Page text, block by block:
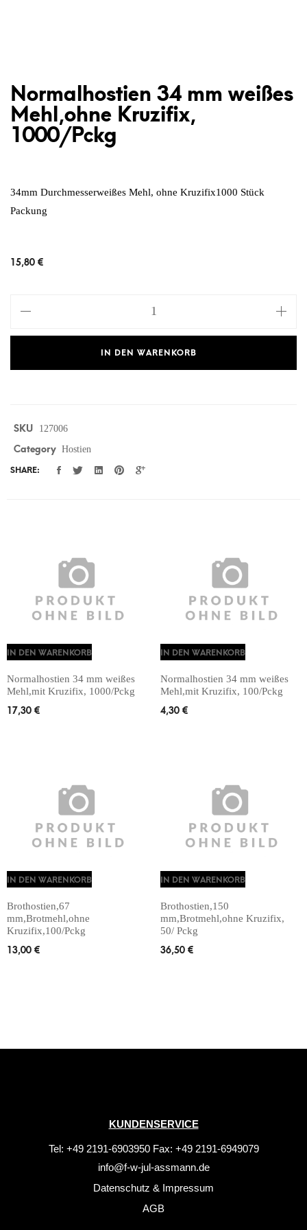
Normalhostien 34 mm weißes
Mehl,ohne Kruzifix,
1000/Pckg
34mm Durchmesserweißes Mehl, ohne Kruzifix1000 Stück
Packung
15,80 €
IN DEN WARENKORB
SKU 127006
Category Hostien
SHARE:
IN DEN WARENKORB
Normalhostien 34 mm weißes
Mehl,mit Kruzifix, 1000/Pckg
17,30 €
IN DEN WARENKORB
Normalhostien 34 mm weißes
Mehl,mit Kruzifix, 100/Pckg
4,30 €
IN DEN WARENKORB
Brothostien,67
mm,Brotmehl,ohne
Kruzifix,100/Pckg
13,00 €
IN DEN WARENKORB
Brothostien,150
mm,Brotmehl,ohne Kruzifix,
50/ Pckg
36,50 €
KUNDENSERVICE
Tel: +49 2191-6903950 Fax: +49 2191-6949079
info@f-w-jul-assmann.de
Datenschutz & Impressum
AGB